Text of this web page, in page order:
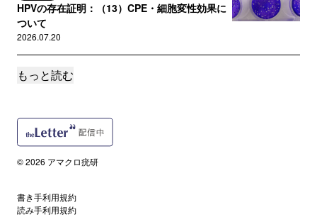
HPVの存在証明：（13）CPE・細胞変性効果に
ついて
2026.07.20
誰でも
2026.07.11
『子宮頸がん予防の過去と現在と未来：HPVワ
2026.07.01
もっと読む
© 2026 アマクロ疣研
書き手利用規約
読み手利用規約